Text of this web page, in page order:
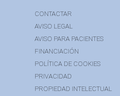
CONTACTAR
AVISO LEGAL
AVISO PARA PACIENTES
FINANCIACIÓN
POLÍTICA DE COOKIES
PRIVACIDAD
PROPIEDAD INTELECTUAL